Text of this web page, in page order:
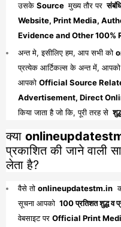
उसके Source मुख्य तौर पर
Website, Print Media,
Evidence and Other 100%
अन्त मे, इसीलिए हम, आप सभी को
प्रत्येक आर्टिकल्स के अन्त में, आपको
आपको Official Source
Advertisement, Direct
किया जाता है जो कि, पूरी तरह से
क्या
प्रकाशित की जाने वाली
लेता है?
वैसे तो onlineupdatestm.in
सूचना आपको 100 प्रतिशत शुद्ध व
वेबसाइट पर Official Print